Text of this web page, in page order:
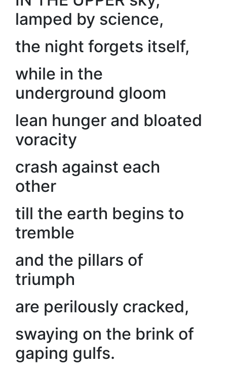
lamped by science,
the night forgets itself,
while in the
underground gloom
lean hunger and bloated
voracity
crash against each
other
till the earth begins to
tremble
and the pillars of
triumph
are perilously cracked,
swaying on the brink of
gaping gulfs.